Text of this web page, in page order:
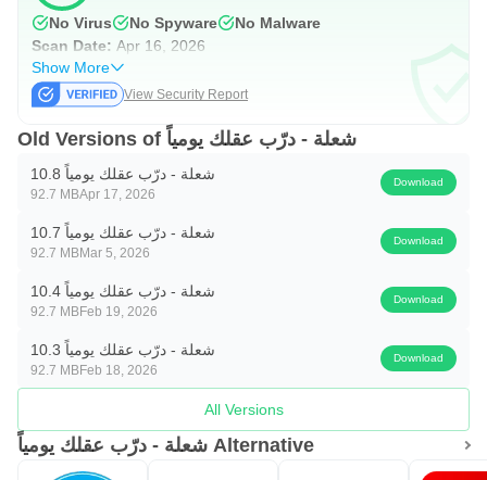
No Virus
No Spyware
No Malware
Scan Date: Apr 16, 2026
Show More
View Security Report
Old Versions of شعلة - درّب عقلك يومياً
شعلة - درّب عقلك يومياً 10.8
92.7 MBApr 17, 2026
Download
شعلة - درّب عقلك يومياً 10.7
92.7 MBMar 5, 2026
Download
شعلة - درّب عقلك يومياً 10.4
92.7 MBFeb 19, 2026
Download
شعلة - درّب عقلك يومياً 10.3
92.7 MBFeb 18, 2026
Download
All Versions
شعلة - درّب عقلك يومياً Alternative